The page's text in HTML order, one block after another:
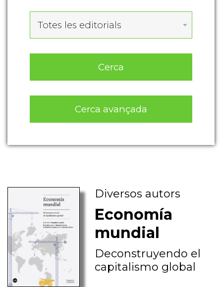
Totes les editorials
Cerca
Cerca avançada
Diversos autors
Economía
mundial
Deconstruyendo el
capitalismo global